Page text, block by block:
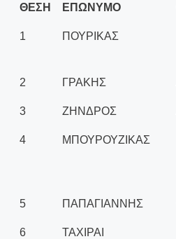
ΘΕΣΗ ΕΠΩΝΥΜΟ
1 ΠΟΥΡΙΚΑΣ
2 ΓΡΑΚΗΣ
3 ΖΗΝΔΡΟΣ
4 ΜΠΟΥΡΟΥΖΙΚΑΣ
5 ΠΑΠΑΓΙΑΝΝΗΣ
6 ΤΑΧΙΡΑΙ